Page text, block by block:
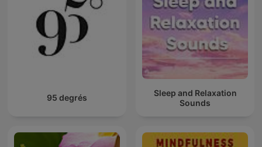
95 degrés
Sleep and Relaxation
Sounds